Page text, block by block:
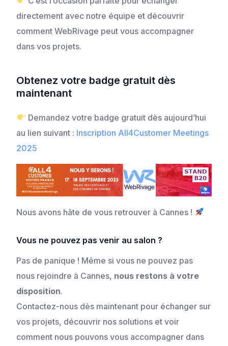
directement avec notre équipe et découvrir
comment WebRivage peut vous accompagner
dans vos projets.
Obtenez votre badge gratuit dès
maintenant
Demandez votre badge gratuit dès aujourd’hui
au lien suivant : Inscription All4Customer Meetings
2025
Nous avons hâte de vous retrouver à Cannes !
Vous ne pouvez pas venir au salon ?
Pas de panique ! Même si vous ne pouvez pas
nous rejoindre à Cannes, nous restons à votre
disposition.
Contactez-nous dès maintenant pour échanger sur
vos projets, découvrir nos solutions et voir
comment nous pouvons vous accompagner dans